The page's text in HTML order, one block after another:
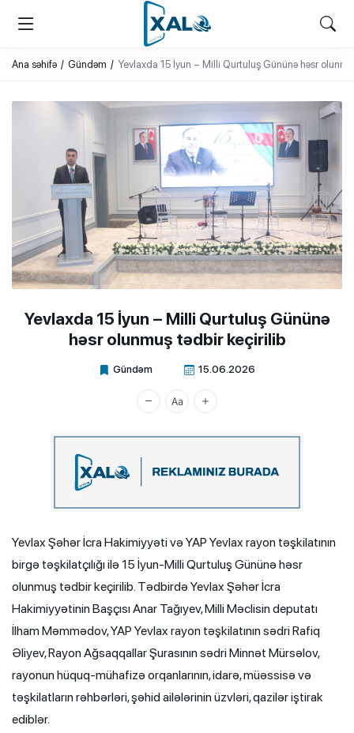
XALQ.ONLINE
ONLAYN PLATFORMA
Ana səhifə Gündəm Yevlaxda 15 İyun – Milli Qurtuluş Gününə həsr
Yevlaxda 15 İyun – Milli Qurtuluş Gününə
həsr olunmuş tədbir keçirilib
Gündəm 15.06.2026
Xalq.Online
Yevlax Şəhər İcra Hakimiyyəti və YAP Yevlax rayon təşkilatının
birgə təşkilatçılığı ilə 15 İyun-Milli Qurtuluş Gününə həsr
olunmuş tədbir keçirilib. Tədbirdə Yevlax Şəhər İcra
Hakimiyyətinin Başçısı Anar Tağıyev, Milli Məclisin deputatı
İlham Məmmədov, YAP Yevlax rayon təşkilatının sədri Rafiq
Əliyev, Rayon Ağsaqqallar Şurasının sədri Minnət Mürsəlov,
rayonun hüquq-mühafizə orqanlarının, idarə, müəssisə və
təşkilatların rəhbərləri, şəhid ailələrinin üzvləri, qazilər iştirak
ediblər.